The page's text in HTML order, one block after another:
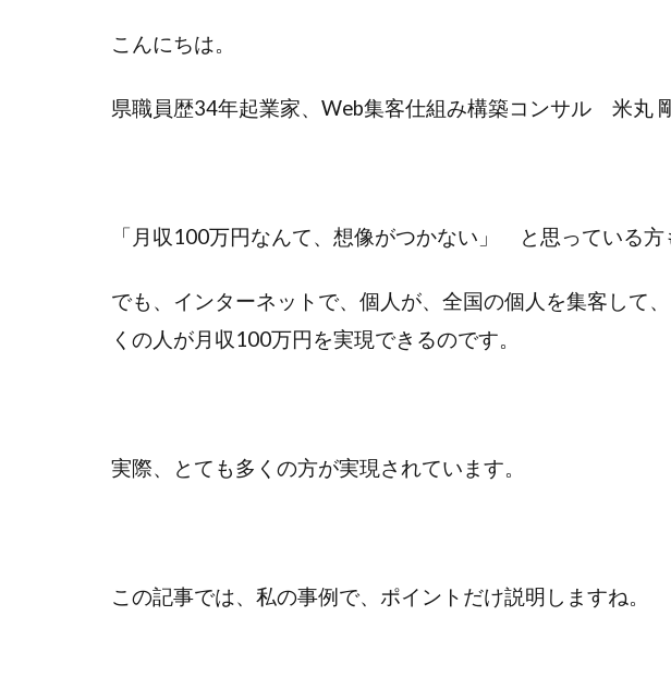
こんにちは。
県職員歴34年起業家、Web集客仕組み構築コンサル 米丸
「月収100万円なんて、想像がつかない」 と思っている方
でも、インターネットで、個人が、全国の個人を集客して
くの人が月収100万円を実現できるのです。
実際、とても多くの方が実現されています。
この記事では、私の事例で、ポイントだけ説明しますね。